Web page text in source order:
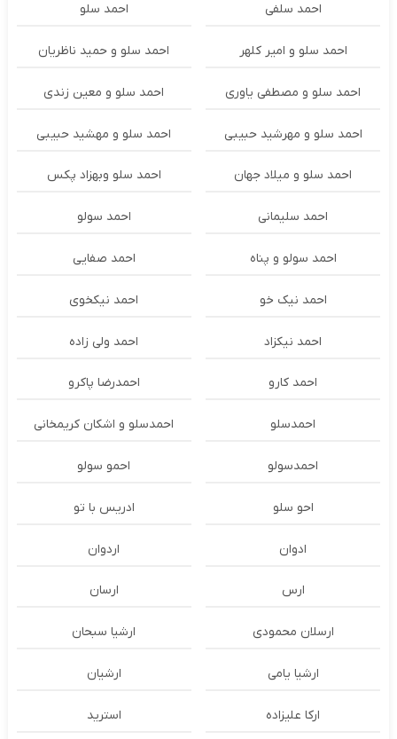
احمد سلفی احمد سلو
احمد سلو و امیر کلهر احمد سلو و حمید ناظریان
احمد سلو و مصطفی یاوری احمد سلو و معین زندی
احمد سلو و مهرشید حبیبی احمد سلو و مهشید حبیبی
احمد سلو و میلاد جهان احمد سلو وبهزاد پکس
احمد سلیمانی احمد سولو
احمد سولو و پناه احمد صفایی
احمد نیک خو احمد نیکخوی
احمد نیکزاد احمد ولی زاده
احمد کارو احمدرضا پاکرو
احمدسلو احمدسلو و اشکان کریمخانی
احمدسولو احمو سولو
احو سلو ادریس با تو
ادوان اردوان
ارس ارسان
ارسلان محمودی ارشیا سبحان
ارشیا یامی ارشیان
ارکا علیزاده استرید